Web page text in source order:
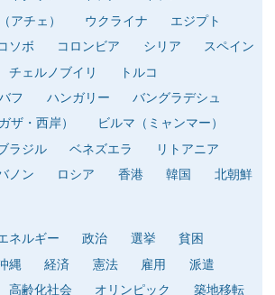
アチェ）
ウクライナ
エジプト
ソボ コロンビア シリア
スペイン
チェルノブイリ
トルコ
フ
ハンガリー
バングラデシュ
ザ・西岸）
ビルマ（ミャンマー）
ラジル ベネズエラ
リトアニア
ノン ロシア 香港 韓国 北朝鮮
ネルギー 政治 選挙
貧困
縄 経済 憲法 雇用
派遣
高齢化社会 オリンピック 築地移転